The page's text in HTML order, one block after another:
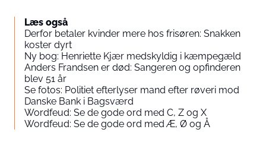
Læs også
Derfor betaler kvinder mere hos frisøren: Snakken
koster dyrt
Ny bog: Henriette Kjær medskyldig i kæmpegæld
Anders Frandsen er død: Sangeren og opfinderen
blev 51 år
Se fotos: Politiet efterlyser mand efter røveri mod
Danske Bank i Bagsværd
Wordfeud: Se de gode ord med C, Z og X
Wordfeud: Se de gode ord med Æ, Ø og Å